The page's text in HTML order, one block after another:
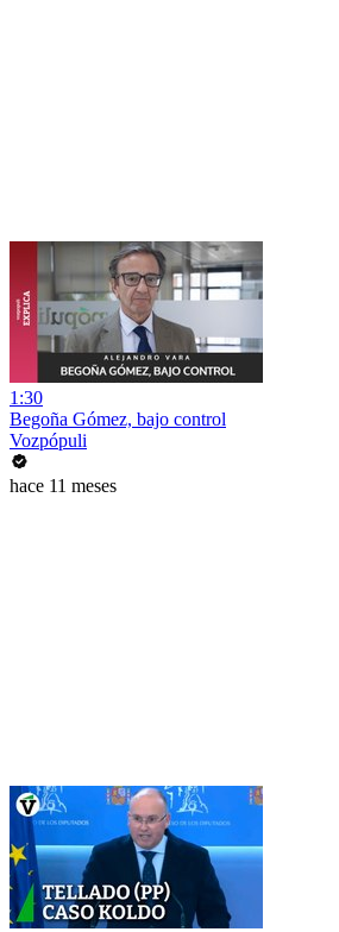
1:30
Begoña Gómez, bajo control
Vozpópuli
hace 11 meses